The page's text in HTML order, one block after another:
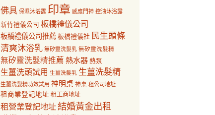
佛具 保濕沐浴露 印章 感應門神 控油沐浴露
新竹禮儀公司 板橋禮儀公司
板橋禮儀公司推薦板橋禮儀社 民生頭條
清爽沐浴乳 無矽靈洗髮乳 無矽靈洗髮精
無矽靈洗髮精推薦 熱水器 熱泵
生薑洗頭試用 生薑洗髮乳 生薑洗髮精
生薑洗髮精功效試用 神明桌 神桌 租公司地址
租商業登記地址 租工商地址
租營業登記地址結婚黃金出租